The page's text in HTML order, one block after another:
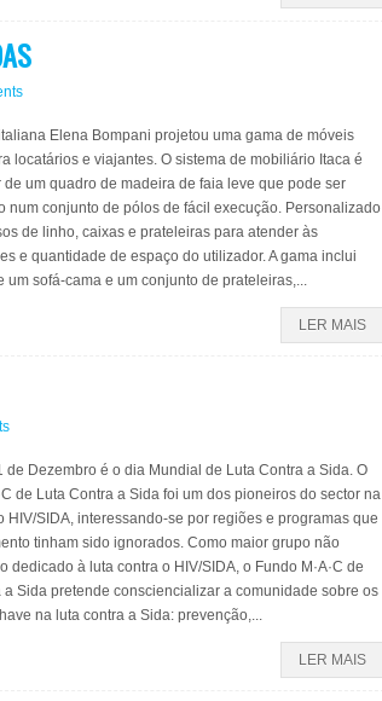
Elena Bompani projetou uma gama de móveis
locatários e viajantes. O sistema de mobiliário Itaca é
de um quadro de madeira de faia leve que pode ser
num conjunto de pólos de fácil execução. Personalizado
de linho, caixas e prateleiras para atender às
e quantidade de espaço do utilizador. A gama inclui
um sofá-cama e um conjunto de prateleiras,...
LER MAIS
de Dezembro é o dia Mundial de Luta Contra a Sida. O
de Luta Contra a Sida foi um dos pioneiros do sector na
HIV/SIDA, interessando-se por regiões e programas que
tinham sido ignorados. Como maior grupo não
dedicado à luta contra o HIV/SIDA, o Fundo M·A·C de
a Sida pretende consciencializar a comunidade sobre os
na luta contra a Sida: prevenção,...
LER MAIS